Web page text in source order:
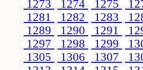
1273
1274 1275
1281
1282 1283
1289
1290 1291
1297
1298 1299
1305
1306 1307